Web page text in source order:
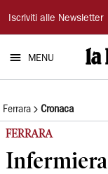
La
Nuova
Ferrara
Iscriviti alle Newsletter
MENU
Ferrara Cronaca
FERRARA